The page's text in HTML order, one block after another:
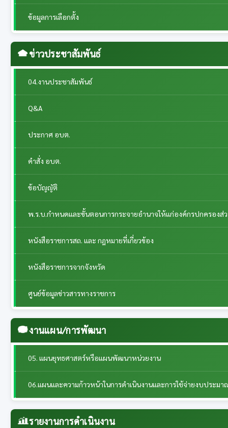
ข้อมูลการเลือกตั้ง
ข่าวประชาสัมพันธ์
04.งานประชาสัมพันธ์
Q&A
ประกาศ อบต.
คำสั่ง อบต.
ข้อบัญญัติ
พ.ร.บ.กำหนดและขั้นตอนการกระจายอำนาจให้แก่องค์กรปกครอง
หนังสือราชการสถ. และ กฎหมายที่เกี่ยวข้อง
หนังสือราชการจากจังหวัด
ศูนย์ข้อมูลข่าวสารทางราชการ
งานแผน/การพัฒนา
05. แผนยุทธศาสตร์หรือแผนพัฒนาหน่วยงาน
06.แผนและความก้าวหน้าในการดำเนินงานและการใช้จ่ายงบประมา
รายงานการดำเนินงาน